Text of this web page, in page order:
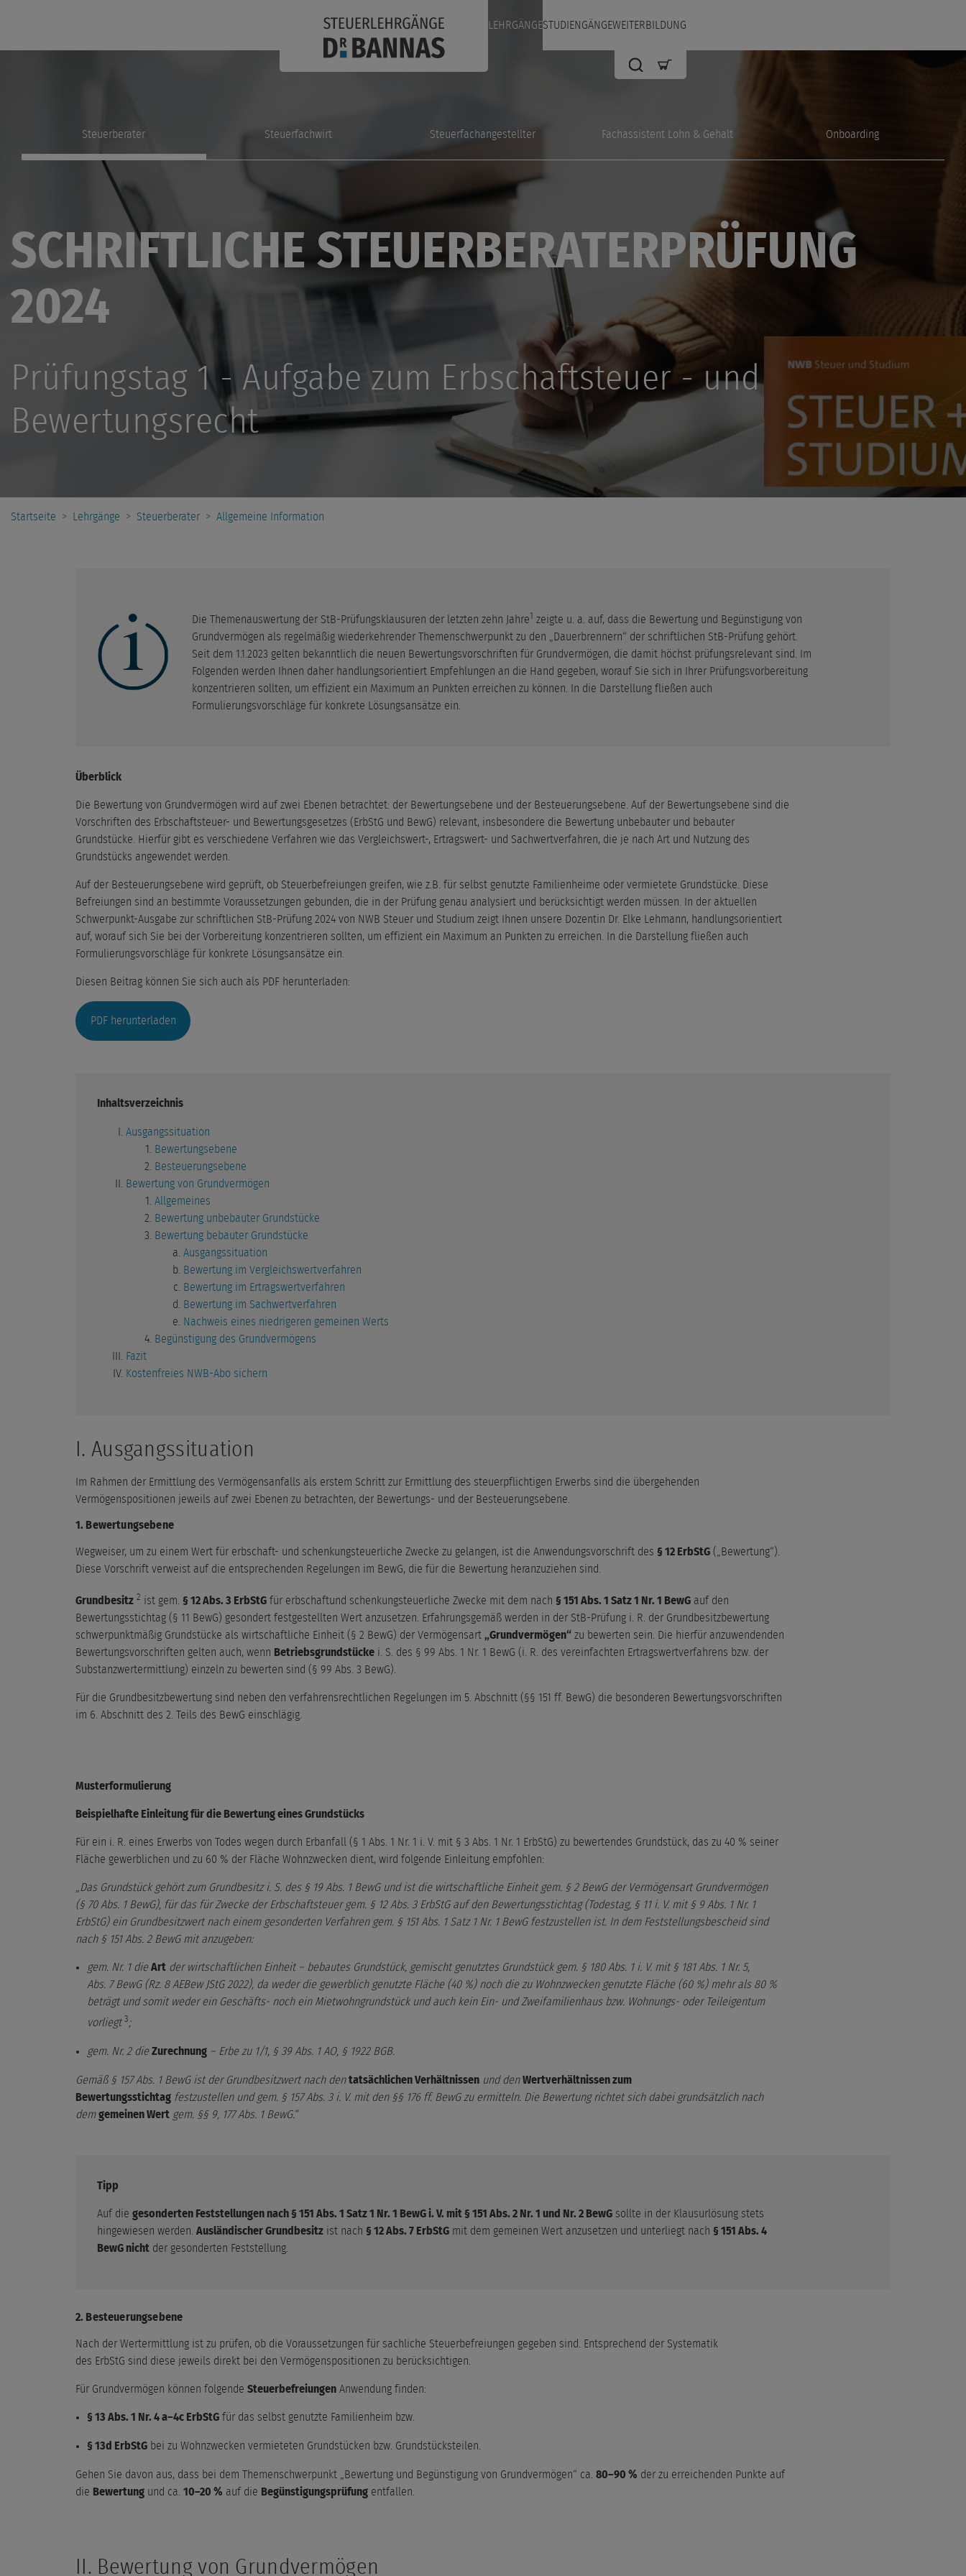
LEHRGÄNGESTUDIENGÄNGEWEITERBILDUNG
Steuerberater Steuerfachwirt Steuerfachangestellter Fachassistent Lohn & Gehalt Onboarding
SCHRIFTLICHE STEUERBERATERPRÜFUNG
2024
Prüfungstag 1 - Aufgabe zum Erbschaftsteuer - und
Bewertungsrecht
Startseite > Lehrgänge > Steuerberater > Allgemeine Information
Die Themenauswertung der StB-Prüfungsklausuren der letzten zehn Jahre1 zeigte u. a. auf, dass die Bewertung und Begünstigung von
Grundvermögen als regelmäßig wiederkehrender Themenschwerpunkt zu den „Dauerbrennern“ der schriftlichen StB-Prüfung gehört.
Seit dem 1.1.2023 gelten bekanntlich die neuen Bewertungsvorschriften für Grundvermögen, die damit höchst prüfungsrelevant sind. Im
Folgenden werden Ihnen daher handlungsorientiert Empfehlungen an die Hand gegeben, worauf Sie sich in Ihrer Prüfungsvorbereitung
konzentrieren sollten, um effizient ein Maximum an Punkten erreichen zu können. In die Darstellung fließen auch
Formulierungsvorschläge für konkrete Lösungsansätze ein.
Überblick
Die Bewertung von Grundvermögen wird auf zwei Ebenen betrachtet: der Bewertungsebene und der Besteuerungsebene. Auf der Bewertungsebene sind die
Vorschriften des Erbschaftsteuer- und Bewertungsgesetzes (ErbStG und BewG) relevant, insbesondere die Bewertung unbebauter und bebauter
Grundstücke. Hierfür gibt es verschiedene Verfahren wie das Vergleichswert-, Ertragswert- und Sachwertverfahren, die je nach Art und Nutzung des
Grundstücks angewendet werden.
Auf der Besteuerungsebene wird geprüft, ob Steuerbefreiungen greifen, wie z.B. für selbst genutzte Familienheime oder vermietete Grundstücke. Diese
Befreiungen sind an bestimmte Voraussetzungen gebunden, die in der Prüfung genau analysiert und berücksichtigt werden müssen. In der aktuellen
Schwerpunkt-Ausgabe zur schriftlichen StB-Prüfung 2024 von NWB Steuer und Studium zeigt Ihnen unsere Dozentin Dr. Elke Lehmann, handlungsorientiert
auf, worauf sich Sie bei der Vorbereitung konzentrieren sollten, um effizient ein Maximum an Punkten zu erreichen. In die Darstellung fließen auch
Formulierungsvorschläge für konkrete Lösungsansätze ein.
Diesen Beitrag können Sie sich auch als PDF herunterladen:
PDF herunterladen
Inhaltsverzeichnis
Ausgangssituation
Bewertungsebene
Besteuerungsebene
Bewertung von Grundvermögen
Allgemeines
Bewertung unbebauter Grundstücke
Bewertung bebauter Grundstücke
Ausgangssituation
Bewertung im Vergleichswertverfahren
Bewertung im Ertragswertverfahren
Bewertung im Sachwertverfahren
Nachweis eines niedrigeren gemeinen Werts
Begünstigung des Grundvermögens
Fazit
Kostenfreies NWB-Abo sichern
I. Ausgangssituation
Im Rahmen der Ermittlung des Vermögensanfalls als erstem Schritt zur Ermittlung des steuerpflichtigen Erwerbs sind die übergehenden
Vermögenspositionen jeweils auf zwei Ebenen zu betrachten, der Bewertungs- und der Besteuerungsebene.
1. Bewertungsebene
Wegweiser, um zu einem Wert für erbschaft- und schenkungsteuerliche Zwecke zu gelangen, ist die Anwendungsvorschrift des § 12 ErbStG („Bewertung“).
Diese Vorschrift verweist auf die entsprechenden Regelungen im BewG, die für die Bewertung heranzuziehen sind.
Grundbesitz 2 ist gem. § 12 Abs. 3 ErbStG für erbschaftund schenkungsteuerliche Zwecke mit dem nach § 151 Abs. 1 Satz 1 Nr. 1 BewG auf den
Bewertungsstichtag (§ 11 BewG) gesondert festgestellten Wert anzusetzen. Erfahrungsgemäß werden in der StB-Prüfung i. R. der Grundbesitzbewertung
schwerpunktmäßig Grundstücke als wirtschaftliche Einheit (§ 2 BewG) der Vermögensart „Grundvermögen“ zu bewerten sein. Die hierfür anzuwendenden
Bewertungsvorschriften gelten auch, wenn Betriebsgrundstücke i. S. des § 99 Abs. 1 Nr. 1 BewG (i. R. des vereinfachten Ertragswertverfahrens bzw. der
Substanzwertermittlung) einzeln zu bewerten sind (§ 99 Abs. 3 BewG).
Für die Grundbesitzbewertung sind neben den verfahrensrechtlichen Regelungen im 5. Abschnitt (§§ 151 ff. BewG) die besonderen Bewertungsvorschriften
im 6. Abschnitt des 2. Teils des BewG einschlägig.
Musterformulierung
Beispielhafte Einleitung für die Bewertung eines Grundstücks
Für ein i. R. eines Erwerbs von Todes wegen durch Erbanfall (§ 1 Abs. 1 Nr. 1 i. V. mit § 3 Abs. 1 Nr. 1 ErbStG) zu bewertendes Grundstück, das zu 40 % seiner
Fläche gewerblichen und zu 60 % der Fläche Wohnzwecken dient, wird folgende Einleitung empfohlen:
„Das Grundstück gehört zum Grundbesitz i. S. des § 19 Abs. 1 BewG und ist die wirtschaftliche Einheit gem. § 2 BewG der Vermögensart Grundvermögen
(§ 70 Abs. 1 BewG), für das für Zwecke der Erbschaftsteuer gem. § 12 Abs. 3 ErbStG auf den Bewertungsstichtag (Todestag, § 11 i. V. mit § 9 Abs. 1 Nr. 1
ErbStG) ein Grundbesitzwert nach einem gesonderten Verfahren gem. § 151 Abs. 1 Satz 1 Nr. 1 BewG festzustellen ist. In dem Feststellungsbescheid sind
nach § 151 Abs. 2 BewG mit anzugeben:
gem. Nr. 1 die Art der wirtschaftlichen Einheit – bebautes Grundstück, gemischt genutztes Grundstück gem. § 180 Abs. 1 i. V. mit § 181 Abs. 1 Nr. 5,
Abs. 7 BewG (Rz. 8 AEBew JStG 2022), da weder die gewerblich genutzte Fläche (40 %) noch die zu Wohnzwecken genutzte Fläche (60 %) mehr als 80 %
beträgt und somit weder ein Geschäfts- noch ein Mietwohngrundstück und auch kein Ein- und Zweifamilienhaus bzw. Wohnungs- oder Teileigentum
vorliegt 3;
gem. Nr. 2 die Zurechnung – Erbe zu 1/1, § 39 Abs. 1 AO, § 1922 BGB.
Gemäß § 157 Abs. 1 BewG ist der Grundbesitzwert nach dentatsächlichen Verhältnissen und denWertverhältnissen zum
Bewertungsstichtag festzustellen und gem. § 157 Abs. 3 i. V. mit den §§ 176 ff. BewG zu ermitteln. Die Bewertung richtet sich dabei grundsätzlich nach
demgemeinen Wert gem. §§ 9, 177 Abs. 1 BewG.“
Tipp
Auf die gesonderten Feststellungen nach § 151 Abs. 1 Satz 1 Nr. 1 BewG i. V. mit § 151 Abs. 2 Nr. 1 und Nr. 2 BewG sollte in der Klausurlösung stets
hingewiesen werden. Ausländischer Grundbesitz ist nach § 12 Abs. 7 ErbStG mit dem gemeinen Wert anzusetzen und unterliegt nach § 151 Abs. 4
BewG nicht der gesonderten Feststellung.
2. Besteuerungsebene
Nach der Wertermittlung ist zu prüfen, ob die Voraussetzungen für sachliche Steuerbefreiungen gegeben sind. Entsprechend der Systematik
des ErbStG sind diese jeweils direkt bei den Vermögenspositionen zu berücksichtigen.
Für Grundvermögen können folgende Steuerbefreiungen Anwendung finden:
§ 13 Abs. 1 Nr. 4 a–4c ErbStG für das selbst genutzte Familienheim bzw.
§ 13d ErbStG bei zu Wohnzwecken vermieteten Grundstücken bzw. Grundstücksteilen.
Gehen Sie davon aus, dass bei dem Themenschwerpunkt „Bewertung und Begünstigung von Grundvermögen“ ca. 80–90 % der zu erreichenden Punkte auf
die Bewertung und ca. 10–20 % auf die Begünstigungsprüfung entfallen.
II. Bewertung von Grundvermögen